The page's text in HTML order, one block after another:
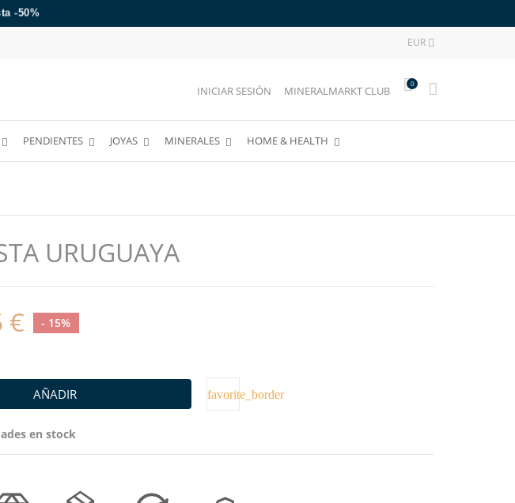
-50%
DE 39€
EUR 
INICIAR SESIÓN MINERALMARKT CLUB
0
PENDIENTES JOYAS MINERALES HOME & HEALTH
URUGUAYA
€ - 15%
AÑADIR favorite_border
en stock